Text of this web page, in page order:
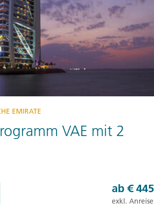
EMIRATE
VAE mit 2
ab € 445
exkl. Anreise